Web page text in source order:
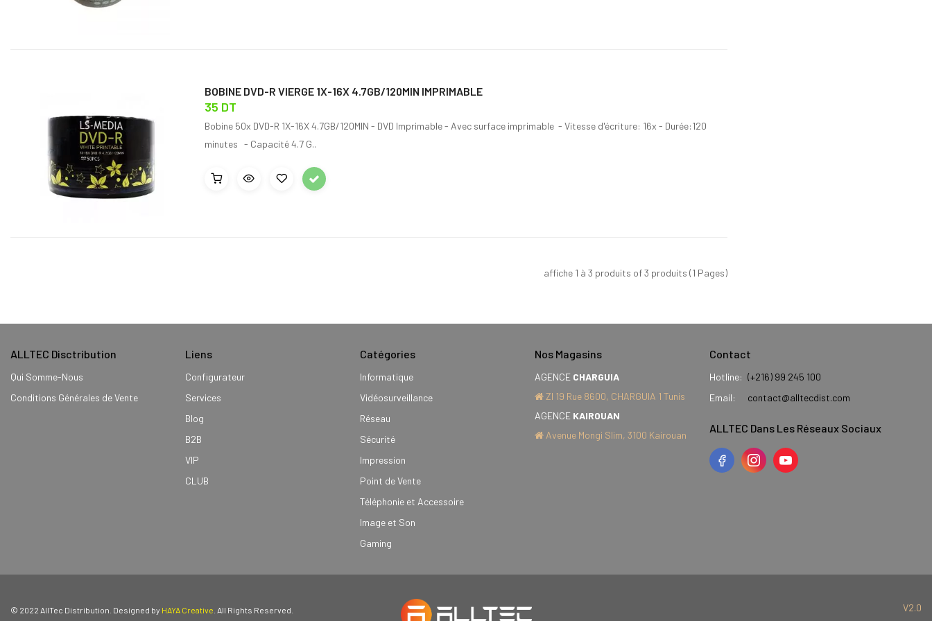
BOBINE DVD-R VIERGE 1X-16X 4.7GB/120MIN IMPRIMABLE
35 DT
Bobine 50x DVD-R 1X-16X 4.7GB/120MIN - DVD Imprimable - Avec surface imprimable - Vitesse d'écriture: 16x - Durée:120
minutes - Capacité 4.7 G..
affiche 1 à 3 produits of 3 produits (1 Pages)
ALLTEC Disctribution
Qui Somme-Nous
Conditions Générales de Vente
Liens
Configurateur
Services
Blog
B2B
VIP
CLUB
Catégories
Informatique
Vidéosurveillance
Réseau
Sécurité
Impression
Point de Vente
Téléphonie et Accessoire
Image et Son
Gaming
Nos Magasins
AGENCE CHARGUIA
ZI 19 Rue 8600, CHARGUIA 1 Tunis
AGENCE KAIROUAN
Avenue Mongi Slim, 3100 Kairouan
Contact
Hotline: (+216) 99 245 100
Email:
contact@alltecdist.com
ALLTEC Dans Les Réseaux Sociaux
© 2022 AllTec Distribution. Designed by HAYA Creative . All Rights Reserved. V2.0